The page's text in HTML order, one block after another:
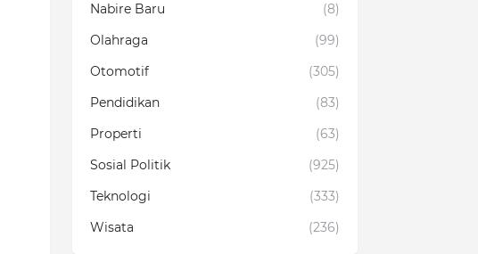
Nabire Baru
(8)
Olahraga
(99)
Otomotif
(305)
Pendidikan
(83)
Properti
(63)
Sosial Politik
(925)
Teknologi
(333)
Wisata
(236)